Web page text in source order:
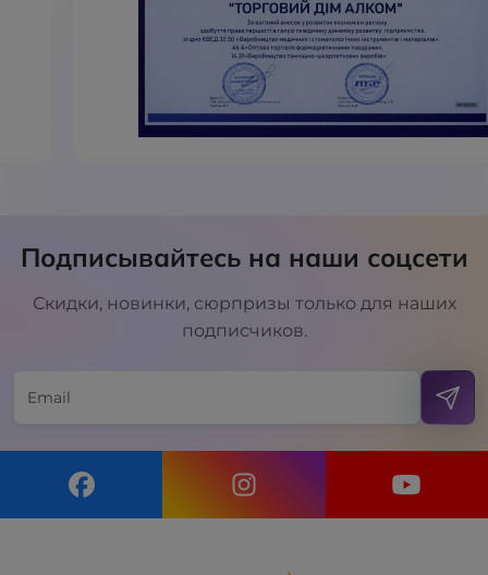
Подписывайтесь на наши соцсети
Скидки, новинки, сюрпризы только для наших
подписчиков.